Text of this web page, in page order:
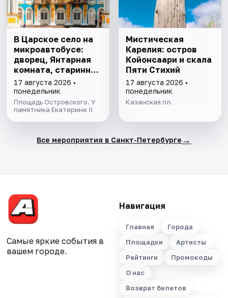
В Царское село на
микроавтобусе:
дворец, Янтарная
комната, старинный
парк
17 августа 2026 •
понедельник
Площадь Островского. У
памятника Екатерине II
Мистическая
Карелия: остров
Койонсаари и скала
Пяти Стихий
17 августа 2026 •
понедельник
Казанская пл.
Все мероприятия в Санкт-Петербурге →
Самые яркие события в
вашем городе.
Навигация
Главная
Города
Площадки
Артисты
Рейтинги
Промокоды
О нас
Возврат билетов